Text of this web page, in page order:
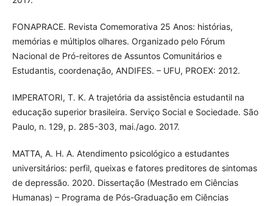
FONAPRACE. Revista Comemorativa 25 Anos: histórias,
memórias e múltiplos olhares. Organizado pelo Fórum
Nacional de Pró-reitores de Assuntos Comunitários e
Estudantis, coordenação, ANDIFES. – UFU, PROEX: 2012.
IMPERATORI, T. K. A trajetória da assistência estudantil na
educação superior brasileira. Serviço Social e Sociedade. São
Paulo, n. 129, p. 285-303, mai./ago. 2017.
MATTA, A. H. A. Atendimento psicológico a estudantes
universitários: perfil, queixas e fatores preditores de sintomas
de depressão. 2020. Dissertação (Mestrado em Ciências
Humanas) – Programa de Pós-Graduação em Ciências